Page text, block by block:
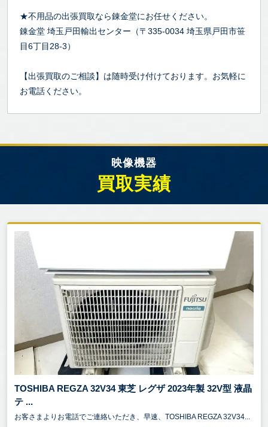
★不用品の出張買取なら錬金堂にお任せください。
錬金堂 埼玉戸田輸出センター（〒335-0034 埼玉県戸田市笹
目6丁目28-3）
【出張買取のご相談】は随時受け付けております。お気軽に
お電話ください。
映像機器
買取実績
TOSHIBA REGZA 32V34 東芝 レグザ 2023年製 32V型 液晶
テ ...
お客さまよりお電話でご連絡いただき、早速、TOSHIBA REGZA 32V34...